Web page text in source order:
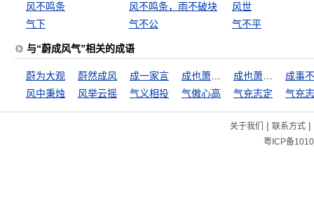
风不鸣条
风不鸣条，雨不破块
风世
气下
气不公 气不平
与“蔚成风气”相关的成语
蔚为大观 蔚然成风 成一家言
成事
风中秉烛
风举云摇 气义相投 气傲心高 气充志定 气充
关于我们 | 联系方式|
粤ICP备